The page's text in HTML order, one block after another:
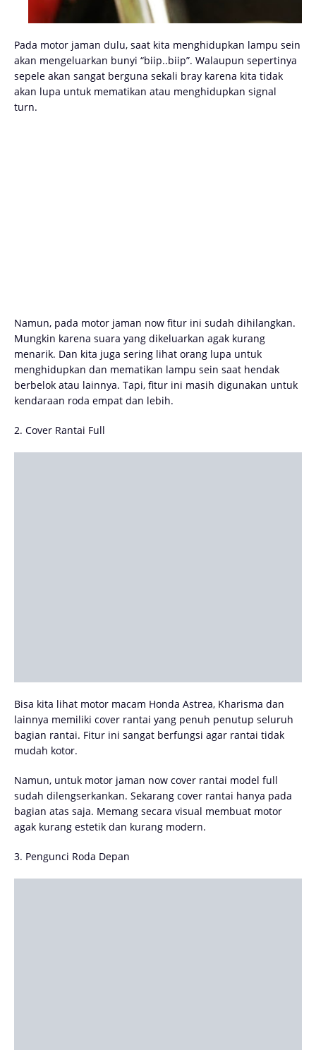
Pada motor jaman dulu, saat kita menghidupkan lampu sein
akan mengeluarkan bunyi “biip..biip”. Walaupun sepertinya
sepele akan sangat berguna sekali bray karena kita tidak
akan lupa untuk mematikan atau menghidupkan signal
turn.
Namun, pada motor jaman now fitur ini sudah dihilangkan.
Mungkin karena suara yang dikeluarkan agak kurang
menarik. Dan kita juga sering lihat orang lupa untuk
menghidupkan dan mematikan lampu sein saat hendak
berbelok atau lainnya. Tapi, fitur ini masih digunakan untuk
kendaraan roda empat dan lebih.
2. Cover Rantai Full
Bisa kita lihat motor macam Honda Astrea, Kharisma dan
lainnya memiliki cover rantai yang penuh penutup seluruh
bagian rantai. Fitur ini sangat berfungsi agar rantai tidak
mudah kotor.
Namun, untuk motor jaman now cover rantai model full
sudah dilengserkankan. Sekarang cover rantai hanya pada
bagian atas saja. Memang secara visual membuat motor
agak kurang estetik dan kurang modern.
3. Pengunci Roda Depan